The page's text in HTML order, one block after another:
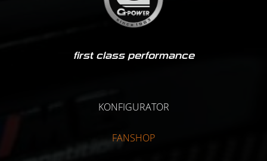
first class performance
KONFIGURATOR
FANSHOP